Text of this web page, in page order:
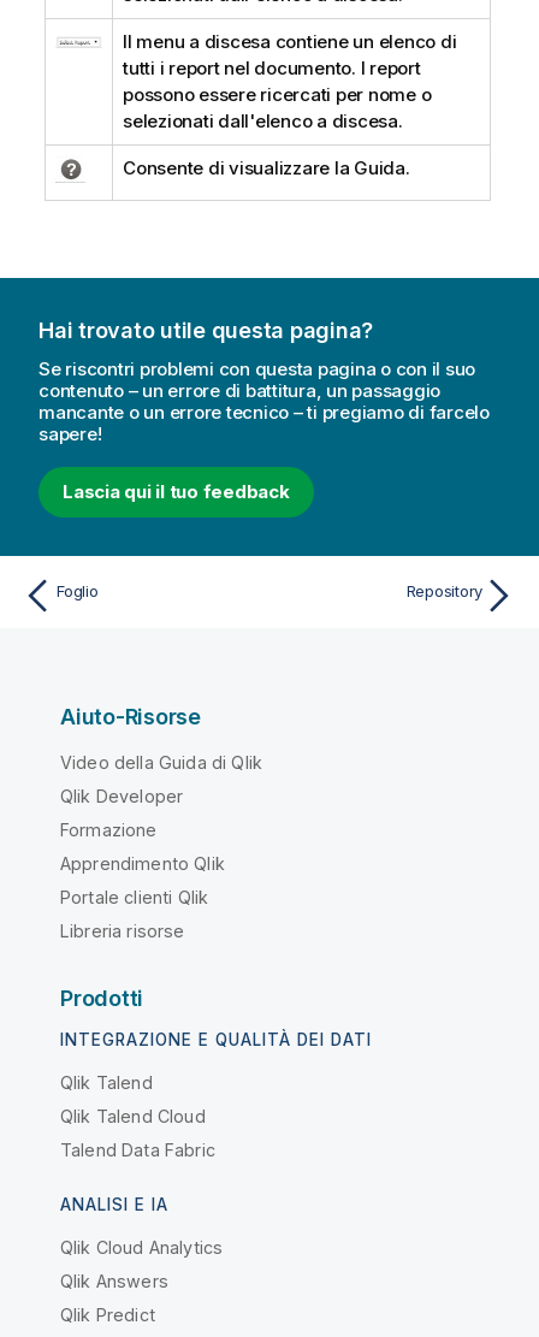
Il menu a discesa contiene un elenco di
tutti i report nel documento. I report
possono essere ricercati per nome o
selezionati dall'elenco a discesa.
Consente di visualizzare la Guida.
Hai trovato utile questa pagina?
Se riscontri problemi con questa pagina o con il suo
contenuto – un errore di battitura, un passaggio
mancante o un errore tecnico – ti pregiamo di farcelo
sapere!
Lascia qui il tuo feedback
Foglio Repository
Aiuto-Risorse
Video della Guida di Qlik
Qlik Developer
Formazione
Apprendimento Qlik
Portale clienti Qlik
Libreria risorse
Prodotti
INTEGRAZIONE E QUALITÀ DEI DATI
Qlik Talend
Qlik Talend Cloud
Talend Data Fabric
ANALISI E IA
Qlik Cloud Analytics
Qlik Answers
Qlik Predict